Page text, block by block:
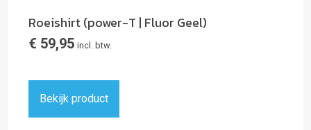
Roeishirt (power-T | Fluor Geel)
€ 59,95 incl. btw.
Bekijk product